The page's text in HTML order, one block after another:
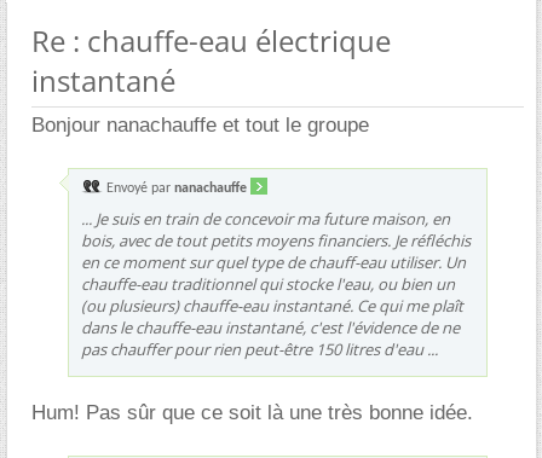
Re : chauffe-eau électrique
instantané
Bonjour nanachauffe et tout le groupe
Envoyé par nanachauffe
... Je suis en train de concevoir ma future maison, en
bois, avec de tout petits moyens financiers. Je réfléchis
en ce moment sur quel type de chauff-eau utiliser. Un
chauffe-eau traditionnel qui stocke l'eau, ou bien un
(ou plusieurs) chauffe-eau instantané. Ce qui me plaît
dans le chauffe-eau instantané, c'est l'évidence de ne
pas chauffer pour rien peut-être 150 litres d'eau ...
Hum! Pas sûr que ce soit là une très bonne idée.